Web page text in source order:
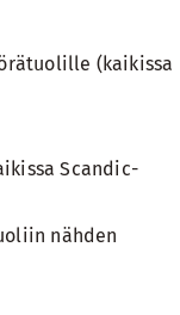
(kaikissa
Scandic-
nähden